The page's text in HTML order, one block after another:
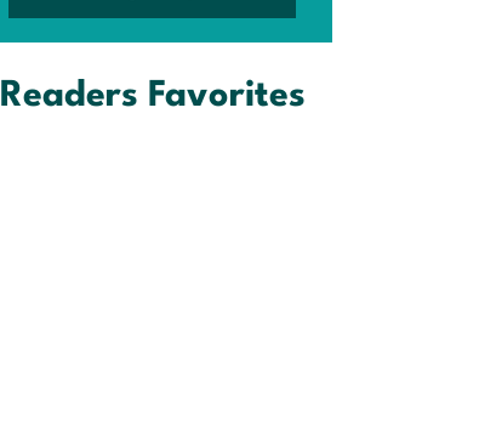
Readers Favorites